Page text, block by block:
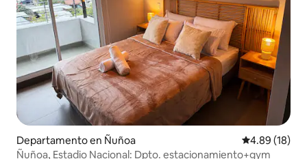
Departamento en Ñuñoa Calificación
4.89 (18)
Ñuñoa, Estadio Nacional: Dpto. estacionamiento+gym